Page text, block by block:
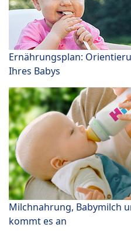
Ernährungsplan:
Ihres Babys
Milchnahrung, Babymilch
kommt es an